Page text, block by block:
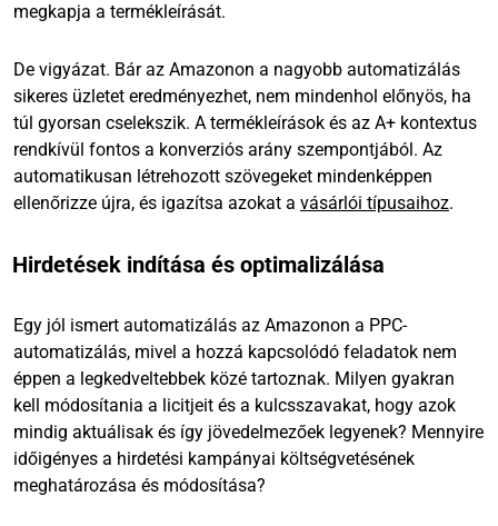
megkapja a termékleírását. ​
De vigyázat. Bár az Amazonon a nagyobb automatizálás
sikeres üzletet eredményezhet, nem mindenhol előnyös, ha
túl gyorsan cselekszik. A termékleírások és az A+ kontextus
rendkívül fontos a konverziós arány szempontjából. Az
automatikusan létrehozott szövegeket mindenképpen
ellenőrizze újra, és igazítsa azokat a vásárlói típusaihoz.
Hirdetések indítása és optimalizálása
Egy jól ismert automatizálás az Amazonon a PPC-
automatizálás, mivel a hozzá kapcsolódó feladatok nem
éppen a legkedveltebbek közé tartoznak. Milyen gyakran
kell módosítania a licitjeit és a kulcsszavakat, hogy azok
mindig aktuálisak és így jövedelmezőek legyenek? Mennyire
időigényes a hirdetési kampányai költségvetésének
meghatározása és módosítása?